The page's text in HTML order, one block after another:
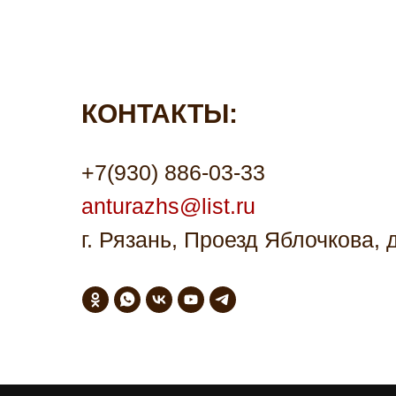
КОНТАКТЫ:
+7(930) 886-03-33
anturazhs@list.ru
г. Рязань, Проезд Яблочкова,